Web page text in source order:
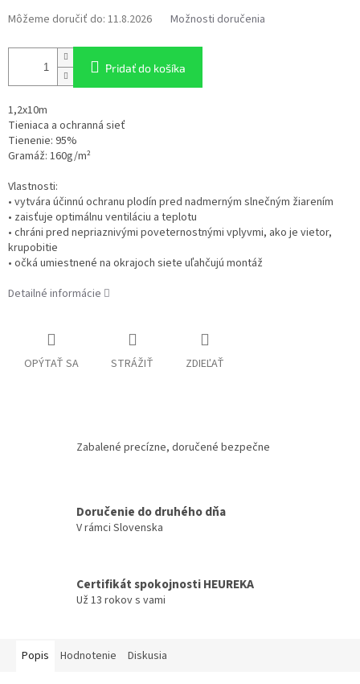
Môžeme doručiť do: 11.8.2026 Možnosti doručenia
Pridať do košíka
1,2x10m
Tieniaca a ochranná sieť
Tienenie: 95%
Gramáž: 160g/m²
Vlastnosti:
• vytvára účinnú ochranu plodín pred nadmerným slnečným žiarením
• zaisťuje optimálnu ventiláciu a teplotu
• chráni pred nepriaznivými poveternostnými vplyvmi, ako je vietor,
krupobitie
• očká umiestnené na okrajoch siete uľahčujú montáž
Detailné informácie
OPÝTAŤ SA STRÁŽIŤ ZDIEĽAŤ
Zabalené precízne, doručené bezpečne
Doručenie do druhého dňa
V rámci Slovenska
Certifikát spokojnosti HEUREKA
Už 13 rokov s vami
Popis Hodnotenie Diskusia